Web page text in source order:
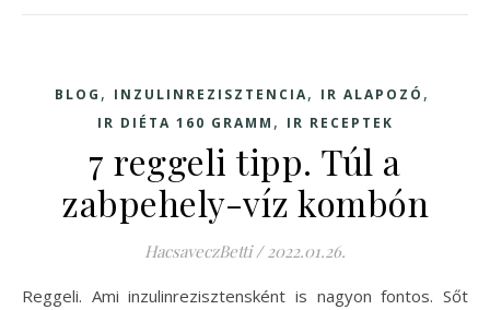
BLOG , INZULINREZISZTENCIA, IR ALAPOZÓ ,
IR DIÉTA 160 GRAMM , IR RECEPTEK
7 reggeli tipp. Túl a
zabpehely-víz kombón
HacsaveczBetti / 2022.01.26.
Reggeli. Ami inzulinrezisztensként is nagyon fontos. Sőt